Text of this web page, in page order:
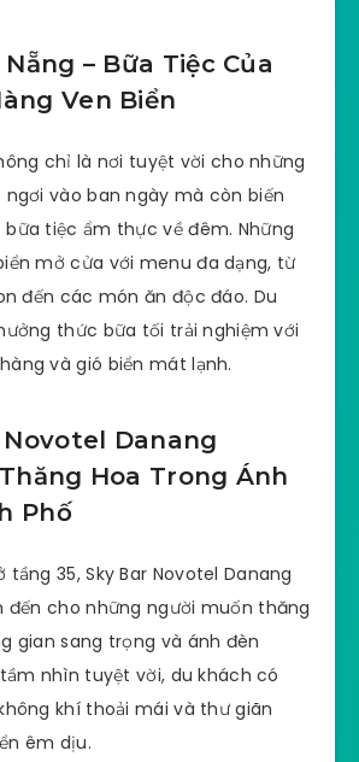
– Bữa Tiệc Của
Ven Biển
chỉ là nơi tuyệt vời cho những
vào ban ngày mà còn biến
tiệc ẩm thực về đêm. Những
mở cửa với menu đa dạng, từ
đến các món ăn độc đáo. Du
thức bữa tối trải nghiệm với
và gió biển mát lạnh.
Novotel Danang
Hoa Trong Ánh
Phố
tầng 35, Sky Bar Novotel Danang
đến cho những người muốn thăng
gian sang trọng và ánh đèn
nhìn tuyệt vời, du khách có
khí thoải mái và thư giãn
êm dịu.